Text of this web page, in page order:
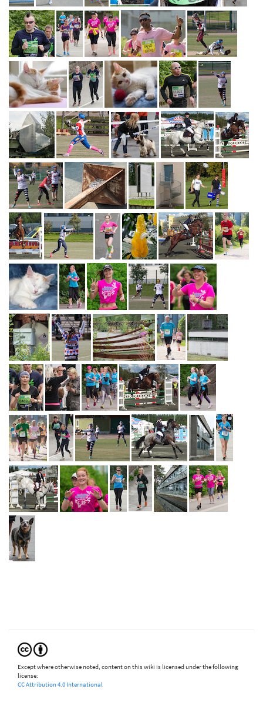
Except where otherwise noted, content on this wiki is licensed under the following
license:
CC Attribution 4.0 International